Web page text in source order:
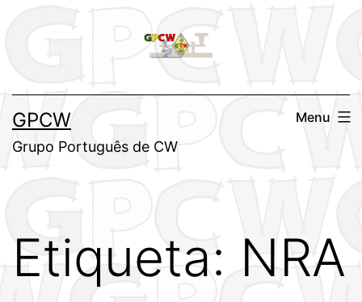
conteúdo
GPCW
Grupo Português de CW
Menu
Etiqueta: NRA